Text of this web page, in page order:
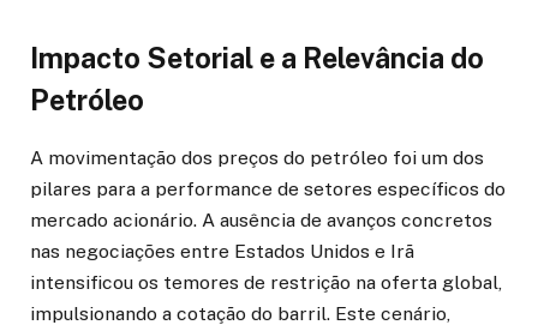
Impacto Setorial e a Relevância do
Petróleo
A movimentação dos preços do petróleo foi um dos
pilares para a performance de setores específicos do
mercado acionário. A ausência de avanços concretos
nas negociações entre Estados Unidos e Irã
intensificou os temores de restrição na oferta global,
impulsionando a cotação do barril. Este cenário,